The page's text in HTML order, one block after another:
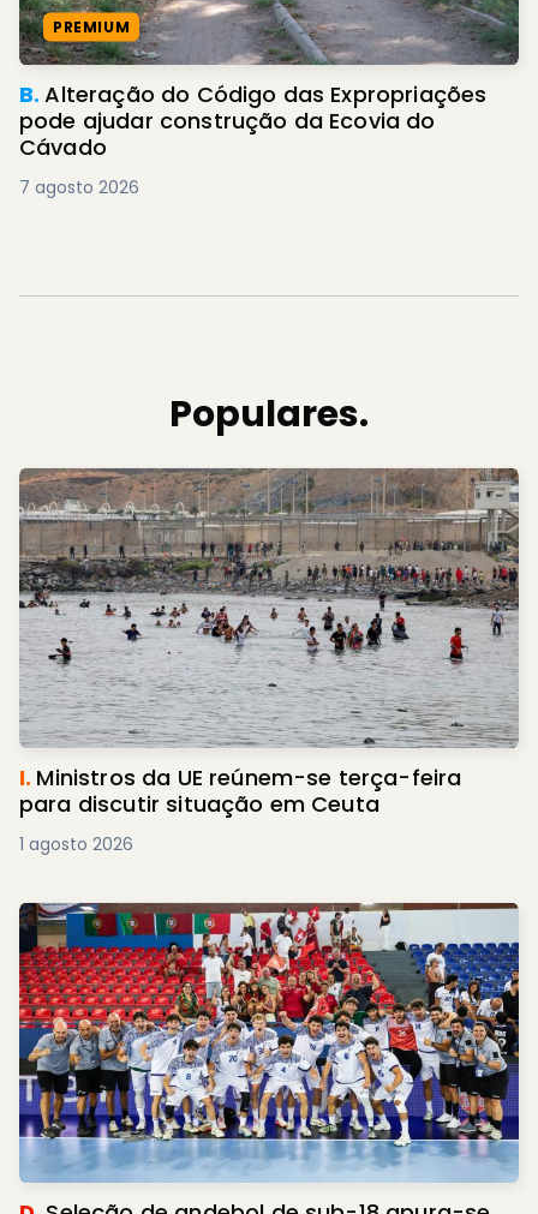
PREMIUM
B.Alteração do Código das Expropriações
pode ajudar construção da Ecovia do
Cávado
7 agosto 2026
Populares.
I. Ministros da UE reúnem-se terça-feira
para discutir situação em Ceuta
1 agosto 2026